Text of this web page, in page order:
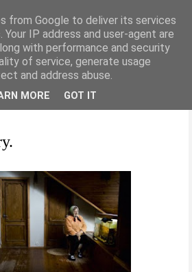
from Google to deliver its services
IP address and user-agent are
with performance and security
of service, generate usage
and address abuse.
MORE GOT IT